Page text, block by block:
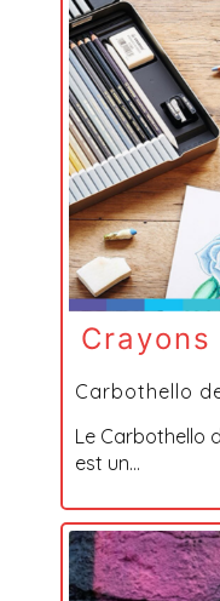
Carbothello
Le Carbothello
est un...